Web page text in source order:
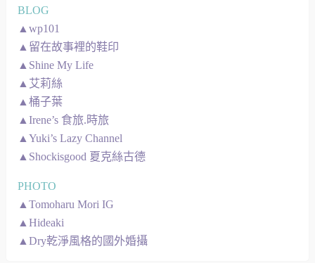
BLOG
▲wp101
▲留在故事裡的鞋印
▲Shine My Life
▲艾莉絲
▲桶子葉
▲Irene’s 食旅.時旅
▲Yuki’s Lazy Channel
▲Shockisgood 夏克絲古德
PHOTO
▲Tomoharu Mori IG
▲Hideaki
▲Dry乾淨風格的國外婚攝